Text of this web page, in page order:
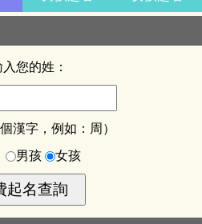
您的姓：
漢字，例如：周）
男孩 女孩